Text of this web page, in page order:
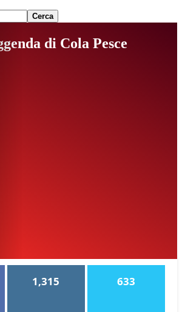
di Cola Pesce
1,315 633